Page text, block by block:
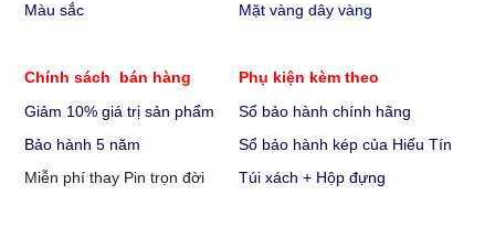
Màu sắc
Mặt vàng dây vàng
Chính sách bán hàng
Phụ kiện kèm theo
Giảm 10% giá trị sản phẩm
Sổ bảo hành chính hãng
Bảo hành 5 năm
Sổ bảo hành kép của Hiếu Tín
Miễn phí thay Pin trọn đời
Túi xách + Hộp đựng